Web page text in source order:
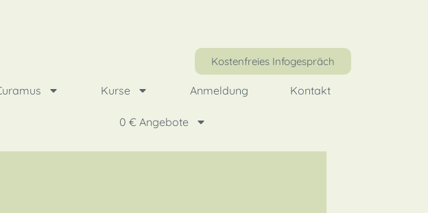
Kostenfreies Infogespräch
Kurse Anmeldung Kontakt
0 € Angebote